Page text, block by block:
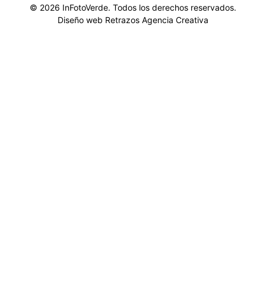
© 2026 InFotoVerde. Todos los derechos reservados.
Diseño web Retrazos Agencia Creativa